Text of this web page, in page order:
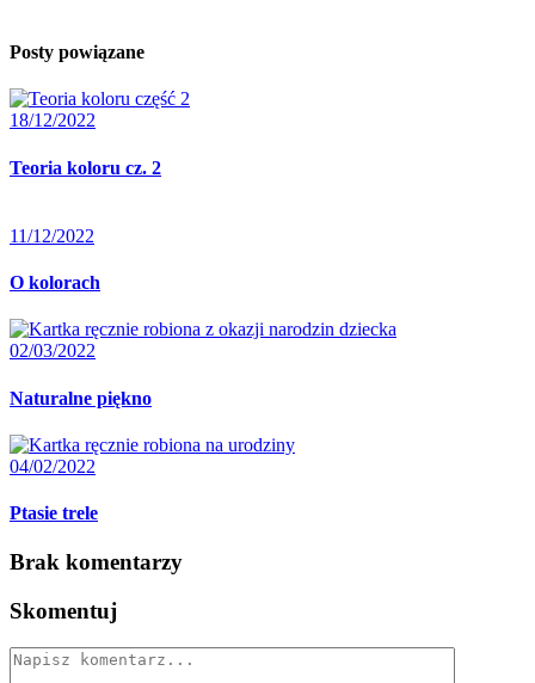
Posty powiązane
18/12/2022
Teoria koloru cz. 2
11/12/2022
O kolorach
02/03/2022
Naturalne piękno
04/02/2022
Ptasie trele
Brak komentarzy
Skomentuj